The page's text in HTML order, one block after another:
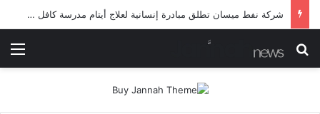
شرطة ميسان تلقي القبض على مطلقي العيارات النارية أثناء تشييع جنائزي في العمارة
بحث عن